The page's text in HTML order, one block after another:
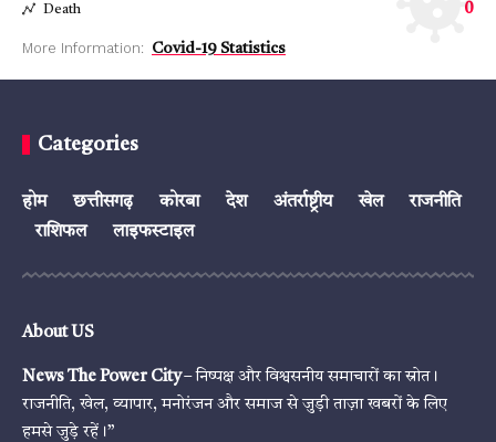
Death 0
More Information: Covid-19 Statistics
Categories
होम छत्तीसगढ़ कोरबा देश अंतर्राष्ट्रीय खेल
राजनीति
राशिफल
लाइफस्टाइल
About US
News The Power City– निष्पक्ष और विश्वसनीय समाचारों का स्रोत।
राजनीति, खेल, व्यापार, मनोरंजन और समाज से जुड़ी ताज़ा खबरों के लिए
हमसे जुड़े रहें।”